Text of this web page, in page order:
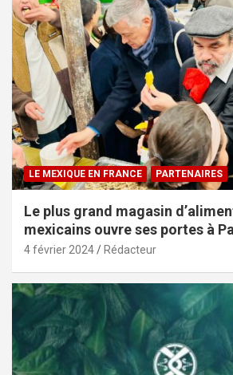
LE MEXIQUE EN FRANCE PARTENAIRES
Le plus grand magasin
mexicains ouvre ses portes à
4 février 2024 Rédacteur